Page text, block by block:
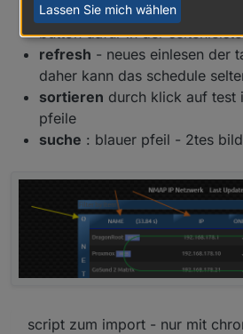
dpklick geht in android nicht -
button dafür in der
refresh - neues einlesen der
daher kann das schedule
sortieren durch klick auf test
pfeile
suche : blauer pfeil - 2tes
script zum import - nur mit
Lassen Sie mich wählen